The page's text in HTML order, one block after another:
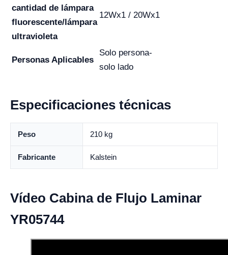
cantidad de lámpara
fluorescente/lámpara
ultravioleta
12Wx1 / 20Wx1
Personas Aplicables
Solo persona-
solo lado
Especificaciones técnicas
Peso 210 kg
Fabricante Kalstein
Vídeo Cabina de Flujo Laminar
YR05744